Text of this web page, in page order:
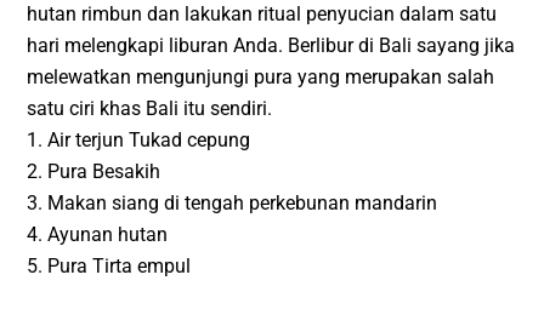
hutan rimbun dan lakukan ritual penyucian dalam satu
hari melengkapi liburan Anda. Berlibur di Bali sayang jika
melewatkan mengunjungi pura yang merupakan salah
satu ciri khas Bali itu sendiri.
1. Air terjun Tukad cepung
2. Pura Besakih
3. Makan siang di tengah perkebunan mandarin
4. Ayunan hutan
5. Pura Tirta empul